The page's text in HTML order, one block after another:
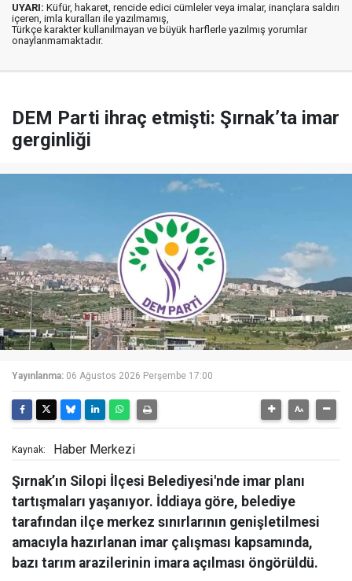
UYARI: Küfür, hakaret, rencide edici cümleler veya imalar, inançlara saldırı
içeren, imla kuralları ile yazılmamış,
Türkçe karakter kullanılmayan ve büyük harflerle yazılmış yorumlar
onaylanmamaktadır.
DEM Parti ihraç etmişti: Şırnak’ta imar
gerginliği
Yayınlanma: 06 Ağustos 2026 Perşembe 17:00
Kaynak: Haber Merkezi
Şırnak’ın Silopi İlçesi Belediyesi'nde imar planı
tartışmaları yaşanıyor. İddiaya göre, belediye
tarafından ilçe merkez sınırlarının genişletilmesi
amacıyla hazırlanan imar çalışması kapsamında,
bazı tarım arazilerinin imara açılması öngörüldü.